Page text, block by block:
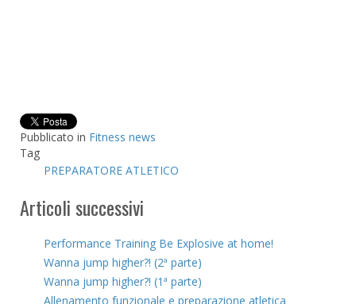
Pubblicato in Fitness news
Tag
PREPARATORE ATLETICO
Articoli successivi
Performance Training Be Explosive at home!
Wanna jump higher?! (2ª parte)
Wanna jump higher?! (1ª parte)
Allenamento funzionale e preparazione atletica